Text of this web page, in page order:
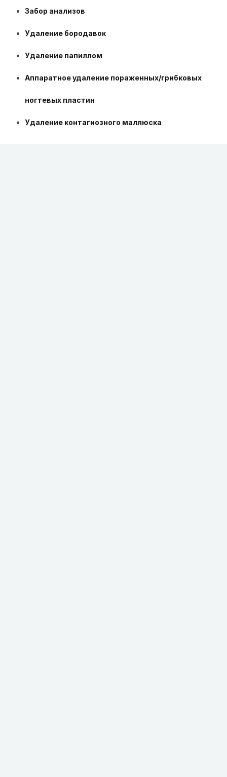
Забор анализов
Удаление бородавок
Удаление папиллом
Аппаратное удаление пораженных/грибковых
ногтевых пластин
Удаление контагиозного маллюска